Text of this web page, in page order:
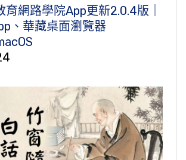
網路學院App更新2.0.4版｜
、華藏桌面瀏覽器